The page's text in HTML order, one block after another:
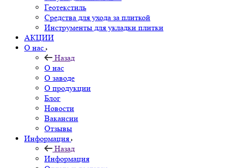
Геотекстиль
Средства для ухода за плиткой
Инструменты для укладки плитки
АКЦИИ
О нас
Назад
О нас
О заводе
О продукции
Блог
Новости
Вакансии
Отзывы
Информация
Назад
Информация